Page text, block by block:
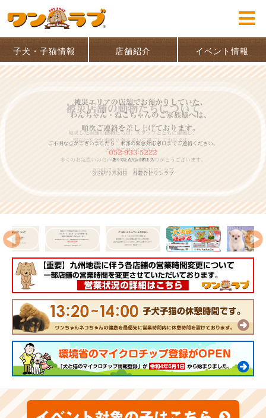
子犬・子猫情報 店舗紹介 イベント情報